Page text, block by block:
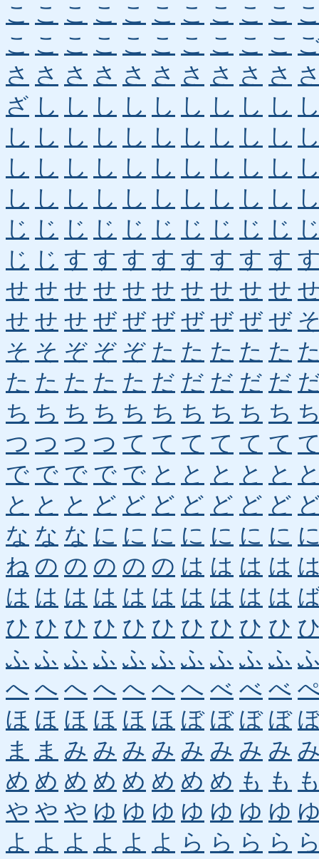
こ こ こ こ こ こ こ こ こ こ
こ こ こ こ こ こ こ こ こ こ
さ さ さ さ さ さ さ さ さ さ
ざ し し し し し し し し し
し し し し し し し し し し
し し し し し し し し し し
し し し し し し し し し し
じ じ じ じ じ じ じ じ じ じ
じ じ す す す す す す す す
せ せ せ せ せ せ せ せ せ せ
せ せ せ ぜ ぜ ぜ ぜ ぜ ぜ ぜ
そ そ ぞ ぞ ぞ た た た た た
た た た た た だ だ だ だ だ
ち ち ち ち ち ち ち ち ち ち
つ つ つ つ て て て て て て
で で で で で と と と と と
と と と ど ど ど ど ど ど ど
な な な に に に に に に に
ね の の の の の は は は は
は は は は は は は は は は
ひ ひ ひ ひ ひ ひ ひ ひ ひ ひ
ふ ふ ふ ふ ふ ふ ふ ふ ふ ふ
へ へ へ へ へ へ へ べ べ べ
ほ ほ ほ ほ ほ ほ ぼ ぼ ぼ ぼ
ま
ま み み み み み み み み
め め め め め め め め も も
や や や ゆ ゆ ゆ ゆ ゆ ゆ ゆ
よ よ よ よ よ よ ら ら ら ら